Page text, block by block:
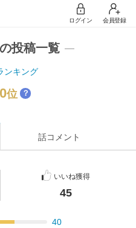
ログイン 会員登録
投稿一覧
ンキング
位 ？
話コメント
いいね獲得
45
40